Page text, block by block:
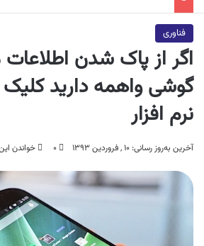
فناوری
اگر از پاک شدن
گوشی واهمه دارید کلیک
نرم افزار
آخرین به‌روز رسانی: ۱۰ , فروردین ۱۳۹۳ ۰ خواندن این مطلب 1